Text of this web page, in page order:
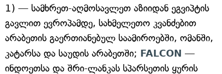
1) — სამხრეთ-აღმოსავლეთ აზიიდან ეგვიპტის
გავლით ევროპამდე, სახმელეთო კვანძებით
არაბეთის გაერთიანებულ საამიროებში, ომანში,
კატარსა და საუდის არაბეთში; FALCON —
ინდოეთსა და შრი-ლანკას სპარსეთის ყურის